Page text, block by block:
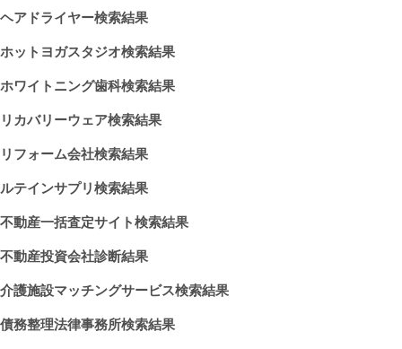
ヘアドライヤー検索結果
ホットヨガスタジオ検索結果
ホワイトニング歯科検索結果
リカバリーウェア検索結果
リフォーム会社検索結果
ルテインサプリ検索結果
不動産一括査定サイト検索結果
不動産投資会社診断結果
介護施設マッチングサービス検索結果
債務整理法律事務所検索結果